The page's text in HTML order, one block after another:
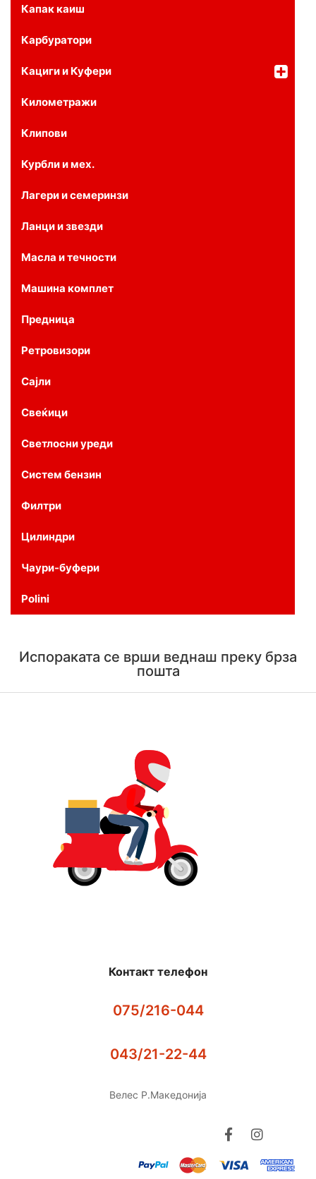
Капак каиш
Карбуратори
Кациги и Куфери
Километражи
Клипови
Курбли и мех.
Лагери и семеринзи
Ланци и звезди
Масла и течности
Машина комплет
Предница
Ретровизори
Сајли
Свеќици
Светлосни уреди
Систем бензин
Филтри
Цилиндри
Чаури-буфери
Polini
Испораката се врши веднаш преку брза
пошта
Контакт телефон
075/216-044
043/21-22-44
Велес Р.Македонија